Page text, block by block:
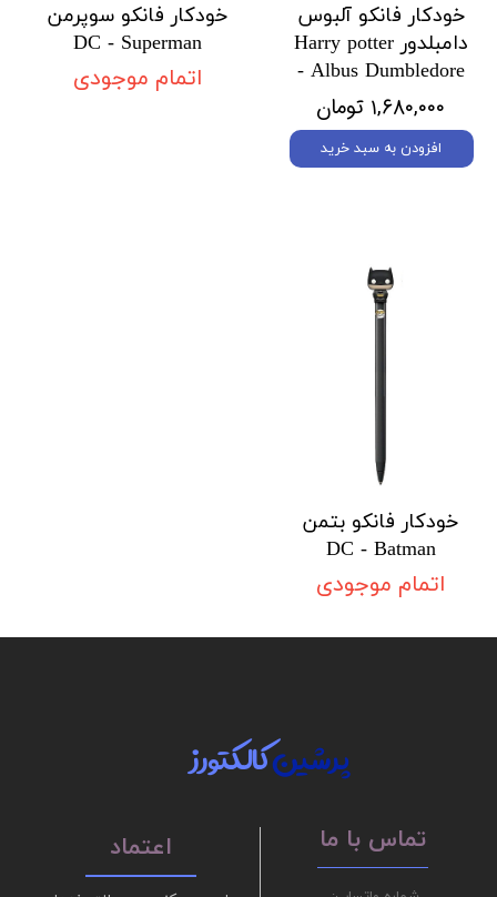
خودکار فانکو آلبوس
دامبلدور Harry potter
- Albus Dumbledore
۱,۶۸۰,۰۰۰ تومان
افزودن به سبد خرید
خودکار فانکو سوپرمن
DC - Superman
اتمام موجودی
خودکار فانکو بتمن
DC - Batman
اتمام موجودی
پرشینکالکتورز
تماس با ما اعتماد